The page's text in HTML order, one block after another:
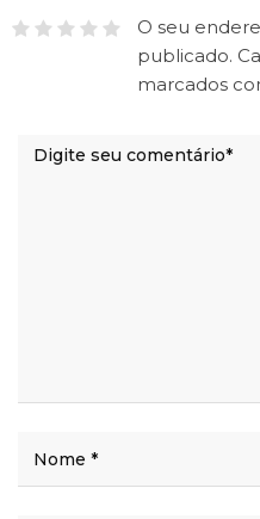
O seu
publicado.
marcados